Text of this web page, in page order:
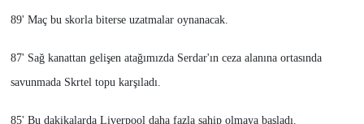
89' Maç bu skorla biterse uzatmalar oynanacak.
87' Sağ kanattan gelişen atağımızda Serdar'ın ceza alanına ortasında
savunmada Skrtel topu karşıladı.
85' Bu dakikalarda Liverpool daha fazla sahip olmaya başladı.